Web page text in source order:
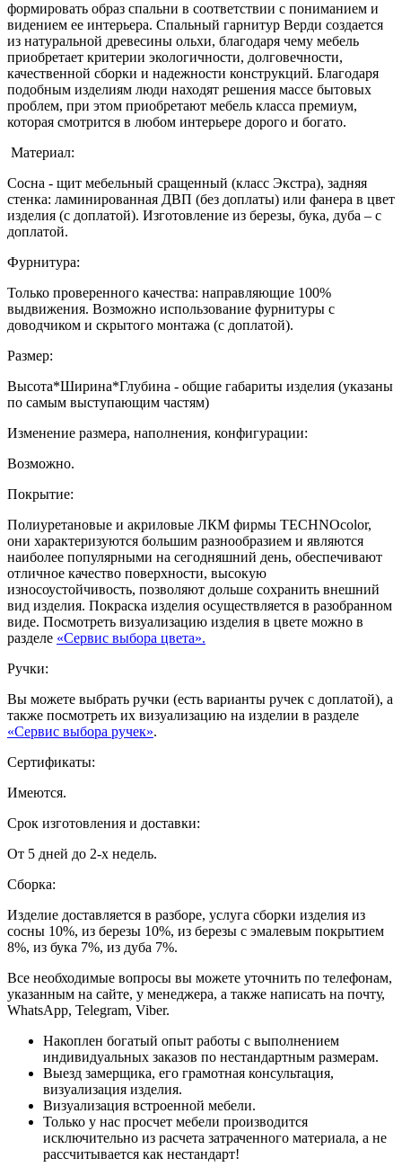
формировать образ спальни в соответствии с пониманием и
видением ее интерьера. Спальный гарнитур Верди создается
из натуральной древесины ольхи, благодаря чему мебель
приобретает критерии экологичности, долговечности,
качественной сборки и надежности конструкций. Благодаря
подобным изделиям люди находят решения массе бытовых
проблем, при этом приобретают мебель класса премиум,
которая смотрится в любом интерьере дорого и богато.
Материал:
Сосна - щит мебельный сращенный (класс Экстра), задняя
стенка: ламинированная ДВП (без доплаты) или фанера в цвет
изделия (с доплатой). Изготовление из березы, бука, дуба – с
доплатой.
Фурнитура:
Только проверенного качества: направляющие 100%
выдвижения. Возможно использование фурнитуры с
доводчиком и скрытого монтажа (с доплатой).
Размер:
Высота*Ширина*Глубина - общие габариты изделия (указаны
по самым выступающим частям)
Изменение размера, наполнения, конфигурации:
Возможно.
Покрытие:
Полиуретановые и акриловые ЛКМ фирмы TECHNOcolor,
они характеризуются большим разнообразием и являются
наиболее популярными на сегодняшний день, обеспечивают
отличное качество поверхности, высокую
износоустойчивость, позволяют дольше сохранить внешний
вид изделия. Покраска изделия осуществляется в разобранном
виде. Посмотреть визуализацию изделия в цвете можно в
разделе «Сервис выбора цвета».
Ручки:
Вы можете выбрать ручки (есть варианты ручек с доплатой), а
также посмотреть их визуализацию на изделии в разделе
«Сервис выбора ручек».
Сертификаты:
Имеются.
Срок изготовления и доставки:
От 5 дней до 2-х недель.
Сборка:
Изделие доставляется в разборе, услуга сборки изделия из
сосны 10%, из березы 10%, из березы с эмалевым покрытием
8%, из бука 7%, из дуба 7%.
Все необходимые вопросы вы можете уточнить по телефонам,
указанным на сайте, у менеджера, а также написать на почту,
WhatsApp, Telegram, Viber.
Накоплен богатый опыт работы с выполнением
индивидуальных заказов по нестандартным размерам.
Выезд замерщика, его грамотная консультация,
визуализация изделия.
Визуализация встроенной мебели.
Только у нас просчет мебели производится
исключительно из расчета затраченного материала, а не
рассчитывается как нестандарт!